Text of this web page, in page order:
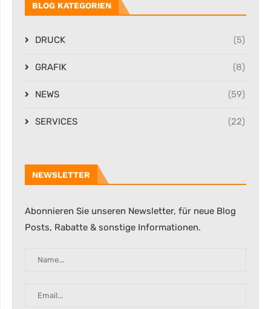
BLOG KATEGORIEN
DRUCK (5)
GRAFIK (8)
NEWS (59)
SERVICES (22)
NEWSLETTER
Abonnieren Sie unseren Newsletter, für neue Blog
Posts, Rabatte & sonstige Informationen.